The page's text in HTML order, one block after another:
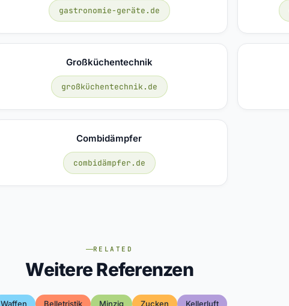
gastronomie-geräte.de
Großküchentechnik
großküchentechnik.de
Combidämpfer
combidämpfer.de
RELATED
Weitere Referenzen
Waffen Belletristik Minzig Zucken Kellerluft